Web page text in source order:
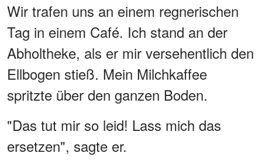
Wir trafen uns an einem regnerischen
Tag in einem Café. Ich stand an der
Abholtheke, als er mir versehentlich den
Ellbogen stieß. Mein Milchkaffee
spritzte über den ganzen Boden.
"Das tut mir so leid! Lass mich das
ersetzen", sagte er.